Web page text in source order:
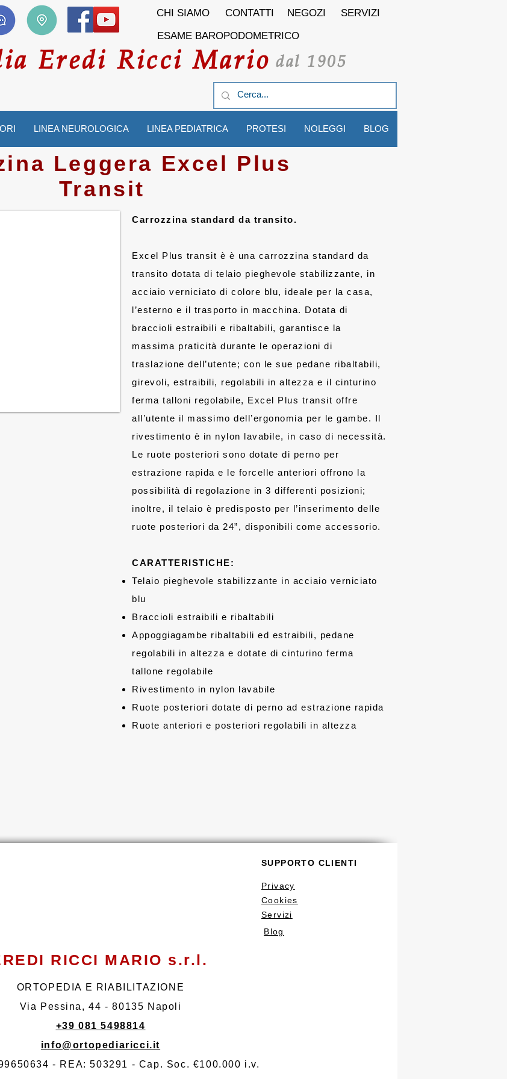
CHI SIAMO CONTATTI NEGOZI SERVIZI
Eredi Ricci Mario dal 1905
ESAME BAROPODOMETRICO
LINEA NEUROLOGICA LINEA PEDIATRICA PROTESI NOLEGGI BLOG
Leggera Excel Plus
Transit
Carrozzina standard da transito.
Excel Plus transit è è una carrozzina standard da
transito dotata di telaio pieghevole stabilizzante, in
acciaio verniciato di colore blu, ideale per la casa,
l’esterno e il trasporto in macchina. Dotata di
braccioli estraibili e ribaltabili, garantisce la
massima praticità durante le operazioni di
traslazione dell’utente; con le sue pedane ribaltabili,
girevoli, estraibili, regolabili in altezza e il cinturino
ferma talloni regolabile, Excel Plus transit offre
all’utente il massimo dell’ergonomia per le gambe. Il
rivestimento è in nylon lavabile, in caso di necessità.
Le ruote posteriori sono dotate di perno per
estrazione rapida e le forcelle anteriori offrono la
possibilità di regolazione in 3 differenti posizioni;
inoltre, il telaio è predisposto per l’inserimento delle
ruote posteriori da 24”, disponibili come accessorio.
CARATTERISTICHE:
Telaio pieghevole stabilizzante in acciaio verniciato
blu
Braccioli estraibili e ribaltabili
Appoggiagambe ribaltabili ed estraibili, pedane
regolabili in altezza e dotate di cinturino ferma
tallone regolabile
Rivestimento in nylon lavabile
Ruote posteriori dotate di perno ad estrazione rapida
Ruote anteriori e posteriori regolabili in altezza
SUPPORTO CLIENTI
Privacy
Cookies
Servizi
Blog
RICCI MARIO s.r.l.
ORTOPEDIA E RIABILITAZIONE
Via Pessina, 44 - 80135 Napoli
+39 081 5498814
info@ortopediaricci.it
- REA: 503291 - Cap. Soc. €100.000 i.v.